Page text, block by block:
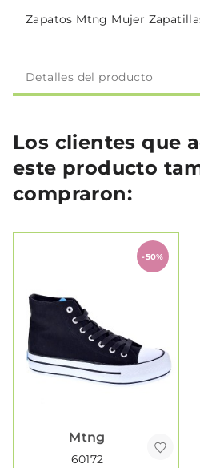
Zapatos Mtng Mujer
Detalles del producto
Los clientes que
este producto
compraron:
-50%
Mtng
60172